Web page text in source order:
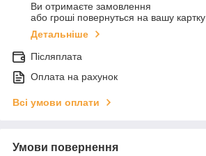
Ви отримаєте замовлення
або гроші повернуться на вашу картку
Детальніше
Післяплата
Оплата на рахунок
Всі умови оплати
Умови повернення